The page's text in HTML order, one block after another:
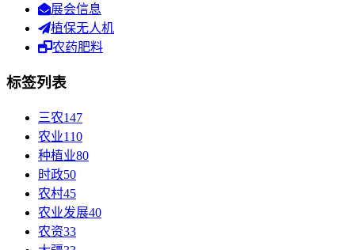
展会信息
植保无人机
农药肥料
标签列表
三农147
农业110
种植业80
时政50
农村45
农业发展40
农资33